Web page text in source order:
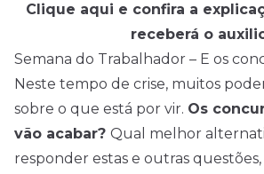
Clique aqui e confira a
receberá o
Semana do Trabalhador – E os
Neste tempo de crise, muitos
sobre o que está por vir. Os
vão acabar? Qual melhor
responder estas e outras